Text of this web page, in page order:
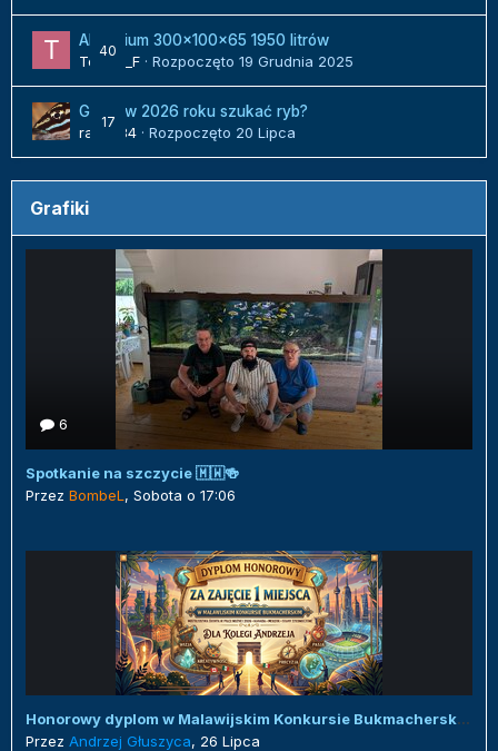
40
Akwarium 300x100x65 1950 litrów
Tomek_F · Rozpoczęto 19 Grudnia 2025
17
Gdzie w 2026 roku szukać ryb?
radek84 · Rozpoczęto 20 Lipca
Grafiki
6
Spotkanie na szczycie 🇲🇼🍻
Przez BombeL , Sobota o 17:06
Honorowy dyplom w Malawijskim Konkursie Bukmacherskim :)
Przez Andrzej Głuszyca, 26 Lipca